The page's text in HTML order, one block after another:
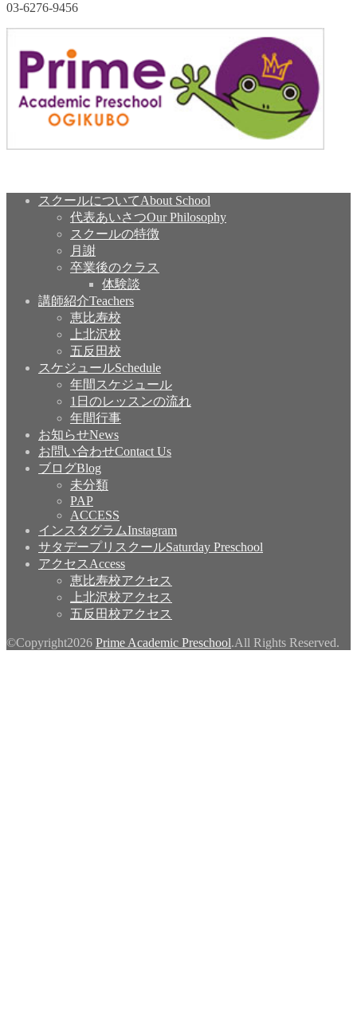
03-6276-9456
スクールについてAbout School
代表あいさつOur Philosophy
スクールの特徴
月謝
卒業後のクラス
体験談
講師紹介Teachers
恵比寿校
上北沢校
五反田校
スケジュールSchedule
年間スケジュール
1日のレッスンの流れ
年間行事
お知らせNews
お問い合わせContact Us
ブログBlog
未分類
PAP
ACCESS
インスタグラムInstagram
サタデープリスクールSaturday Preschool
アクセス Access
恵比寿校アクセス
上北沢校アクセス
五反田校アクセス
©Copyright2026 Prime Academic Preschool.All Rights Reserved.